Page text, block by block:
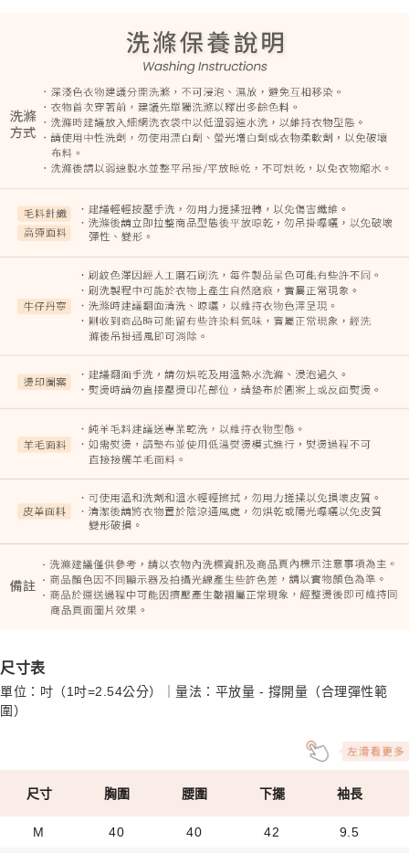
尺寸表
單位：吋（1吋=2.54公分）｜量法：平放量 - 撐開量（合理彈性範
圍）
尺寸 胸圍 腰圍 下擺 袖長
M 40 40 42 9.5